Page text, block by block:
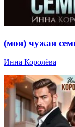
(моя) чужая
Инна Королёва